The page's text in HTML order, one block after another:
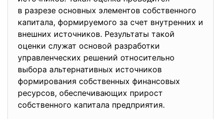
в разрезе основных элементов собственного
капитала, формируемого за счет внутренних и
внешних источников. Результаты такой
оценки служат основой разработки
управленческих решений относительно
выбора альтернативных источников
формирования собственных финансовых
ресурсов, обеспечивающих прирост
собственного капитала предприятия.